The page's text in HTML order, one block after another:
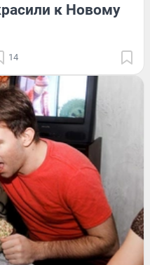
к Новому
14